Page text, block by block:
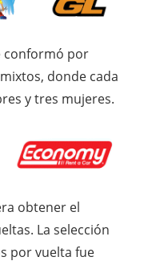
conformó por
donde cada
y tres mujeres.
obtener el
La selección
por vuelta fue